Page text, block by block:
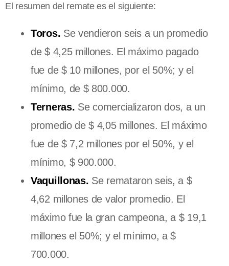
El resumen del remate es el siguiente:
Toros. Se vendieron seis a un promedio
de $ 4,25 millones. El máximo pagado
fue de $ 10 millones, por el 50%; y el
mínimo, de $ 800.000.
Terneras. Se comercializaron dos, a un
promedio de $ 4,05 millones. El máximo
fue de $ 7,2 millones por el 50%, y el
mínimo, $ 900.000.
Vaquillonas. Se remataron seis, a $
4,62 millones de valor promedio. El
máximo fue la gran campeona, a $ 19,1
millones el 50%; y el mínimo, a $
700.000.